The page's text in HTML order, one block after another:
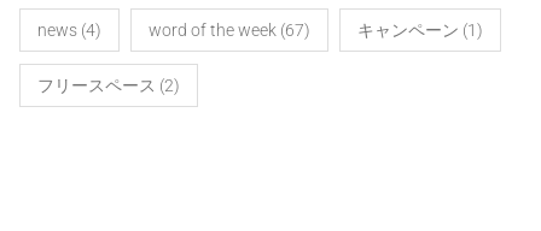
news(4) word of the week (67) キャンペーン (1)
フリースペース (2)